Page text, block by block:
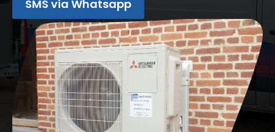
SMS via Whatsapp